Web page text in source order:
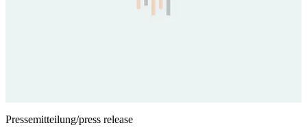
Pressemitteilung/press release